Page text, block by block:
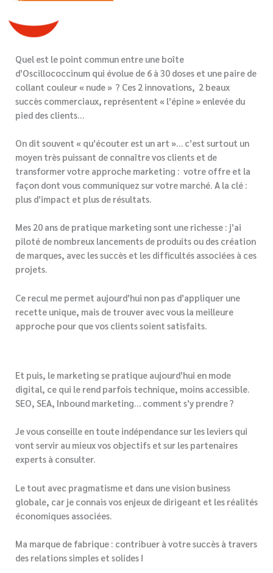
Quel est le point commun entre une boîte
d’Oscillococcinum qui évolue de 6 à 30 doses et une paire de
collant couleur « nude » ? Ces 2 innovations, 2 beaux
succès commerciaux, représentent « l’épine » enlevée du
pied des clients…
On dit souvent « qu’écouter est un art »… c’est surtout un
moyen très puissant de connaître vos clients et de
transformer votre approche marketing : votre offre et la
façon dont vous communiquez sur votre marché. A la clé :
plus d’impact et plus de résultats.
Mes 20 ans de pratique marketing sont une richesse : j’ai
piloté de nombreux lancements de produits ou des création
de marques, avec les succès et les difficultés associées à ces
projets.
Ce recul me permet aujourd’hui non pas d’appliquer une
recette unique, mais de trouver avec vous la meilleure
approche pour que vos clients soient satisfaits.
Et puis, le marketing se pratique aujourd’hui en mode
digital, ce qui le rend parfois technique, moins accessible.
SEO, SEA, Inbound marketing… comment s’y prendre ?
Je vous conseille en toute indépendance sur les leviers qui
vont servir au mieux vos objectifs et sur les partenaires
experts à consulter.
Le tout avec pragmatisme et dans une vision business
globale, car je connais vos enjeux de dirigeant et les réalités
économiques associées.
Ma marque de fabrique : contribuer à votre succès à travers
des relations simples et solides !